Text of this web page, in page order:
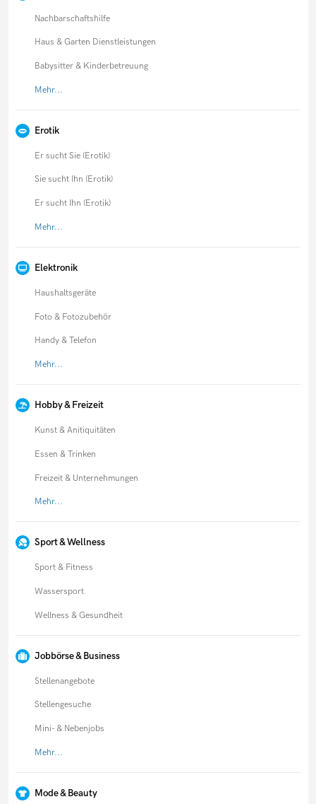
Nachbarschaftshilfe
Haus & Garten Dienstleistungen
Babysitter & Kinderbetreuung
Mehr...
Erotik
Er sucht Sie (Erotik)
Sie sucht Ihn (Erotik)
Er sucht Ihn (Erotik)
Mehr...
Elektronik
Haushaltsgeräte
Foto & Fotozubehör
Handy & Telefon
Mehr...
Hobby & Freizeit
Kunst & Anitiquitäten
Essen & Trinken
Freizeit & Unternehmungen
Mehr...
Sport & Wellness
Sport & Fitness
Wassersport
Wellness & Gesundheit
Jobbörse & Business
Stellenangebote
Stellengesuche
Mini- & Nebenjobs
Mehr...
Mode & Beauty